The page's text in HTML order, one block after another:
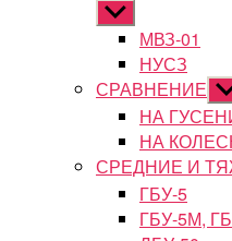
Показывать
подменюМВЗ-01
НУСЗ
СРАВНЕНИЕ
НА
НА
СРЕДНИЕ И
ГБУ-5
ГБУ-5М,